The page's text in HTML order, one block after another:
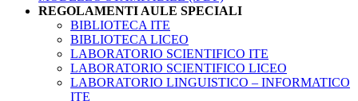
REGOLAMENTI AULE SPECIALI
BIBLIOTECA ITE
BIBLIOTECA LICEO
LABORATORIO SCIENTIFICO ITE
LABORATORIO SCIENTIFICO LICEO
LABORATORIO LINGUISTICO – INFORMATICO
ITE